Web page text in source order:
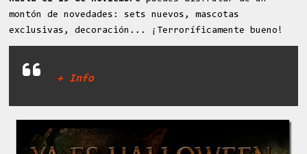
montón de novedades: sets nuevos, mascotas
exclusivas, decoración... ¡Terroríficamente bueno!
+ Info